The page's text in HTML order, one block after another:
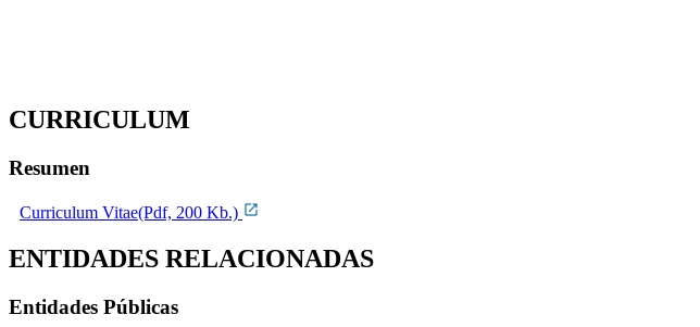
CURRICULUM
Resumen
Curriculum Vitae(Pdf, 200 Kb.)
ENTIDADES RELACIONADAS
Entidades Públicas